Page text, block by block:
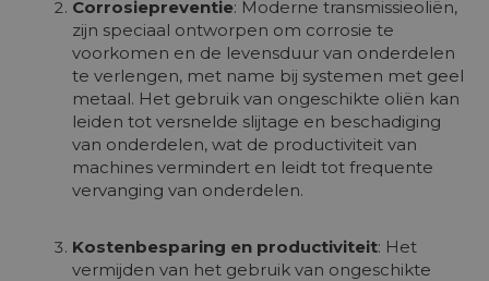
Corrosiepreventie: Moderne transmissieoliën,
zijn speciaal ontworpen om corrosie te
voorkomen en de levensduur van onderdelen
te verlengen, met name bij systemen met geel
metaal. Het gebruik van ongeschikte oliën kan
leiden tot versnelde slijtage en beschadiging
van onderdelen, wat de productiviteit van
machines vermindert en leidt tot frequente
vervanging van onderdelen.
Kostenbesparing en productiviteit: Het
vermijden van het gebruik van ongeschikte